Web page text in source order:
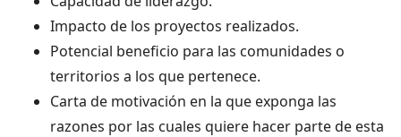
Impacto de los proyectos realizados.
Potencial beneficio para las comunidades o
territorios a los que pertenece.
Carta de motivación en la que exponga las
razones por las cuales quiere hacer parte de esta